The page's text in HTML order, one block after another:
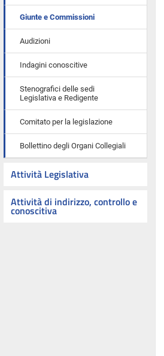
Giunte e Commissioni
Audizioni
Indagini conoscitive
Stenografici delle sedi
Legislativa e Redigente
Comitato per la legislazione
Bollettino degli Organi Collegiali
Attività Legislativa
Attività di indirizzo, controllo e
conoscitiva